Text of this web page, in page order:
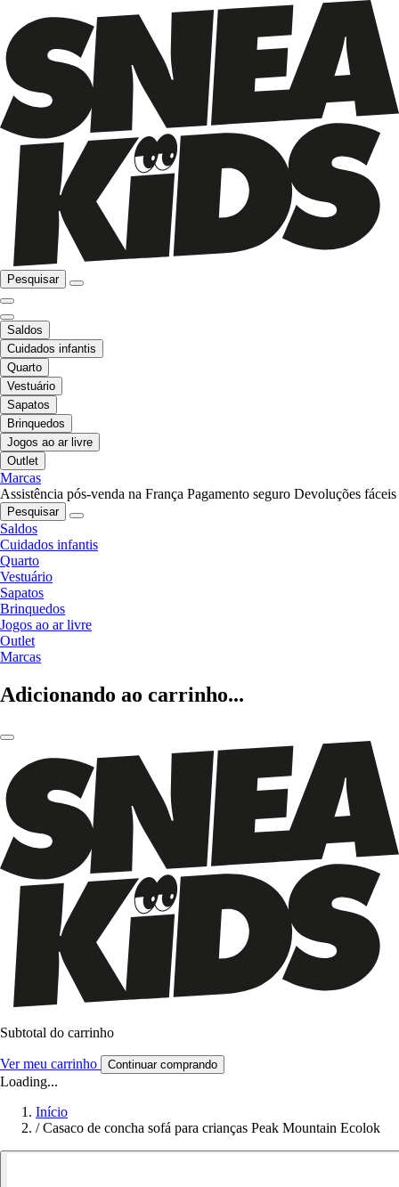
Pesquisar
Saldos
Cuidados infantis
Quarto
Vestuário
Sapatos
Brinquedos
Jogos ao ar livre
Outlet
Marcas
Assistência pós-venda na França Pagamento seguro Devoluções fáceis
Pesquisar
Saldos
Cuidados infantis
Quarto
Vestuário
Sapatos
Brinquedos
Jogos ao ar livre
Outlet
Marcas
Adicionando ao carrinho...
Subtotal do carrinho
Ver meu carrinho Continuar comprando
Loading...
Início
/ Casaco de concha sofá para crianças Peak Mountain Ecolok